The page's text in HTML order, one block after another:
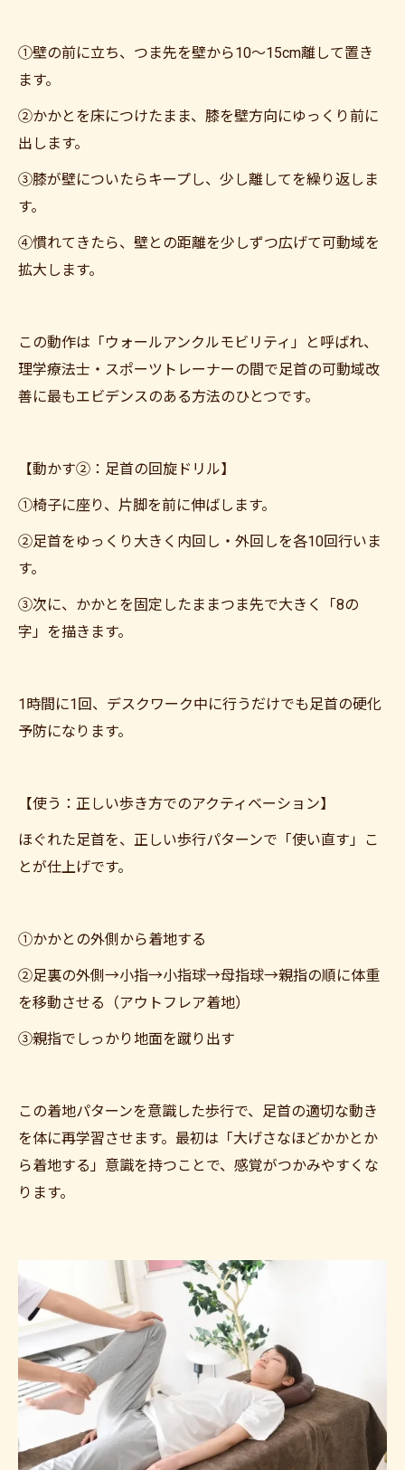
①壁の前に立ち、つま先を壁から10〜15cm離して置き
ます。
②かかとを床につけたまま、膝を壁方向にゆっくり前に
出します。
③膝が壁についたらキープし、少し離してを繰り返しま
す。
④慣れてきたら、壁との距離を少しずつ広げて可動域を
拡大します。
この動作は「ウォールアンクルモビリティ」と呼ばれ、
理学療法士・スポーツトレーナーの間で足首の可動域改
善に最もエビデンスのある方法のひとつです。
【動かす②：足首の回旋ドリル】
①椅子に座り、片脚を前に伸ばします。
②足首をゆっくり大きく内回し・外回しを各10回行いま
す。
③次に、かかとを固定したままつま先で大きく「8の
字」を描きます。
1時間に1回、デスクワーク中に行うだけでも足首の硬化
予防になります。
【使う：正しい歩き方でのアクティベーション】
ほぐれた足首を、正しい歩行パターンで「使い直す」こ
とが仕上げです。
①かかとの外側から着地する
②足裏の外側→小指→小指球→母指球→親指の順に体重
を移動させる（アウトフレア着地）
③親指でしっかり地面を蹴り出す
この着地パターンを意識した歩行で、足首の適切な動き
を体に再学習させます。最初は「大げさなほどかかとか
ら着地する」意識を持つことで、感覚がつかみやすくな
ります。